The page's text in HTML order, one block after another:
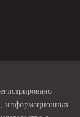
информационных